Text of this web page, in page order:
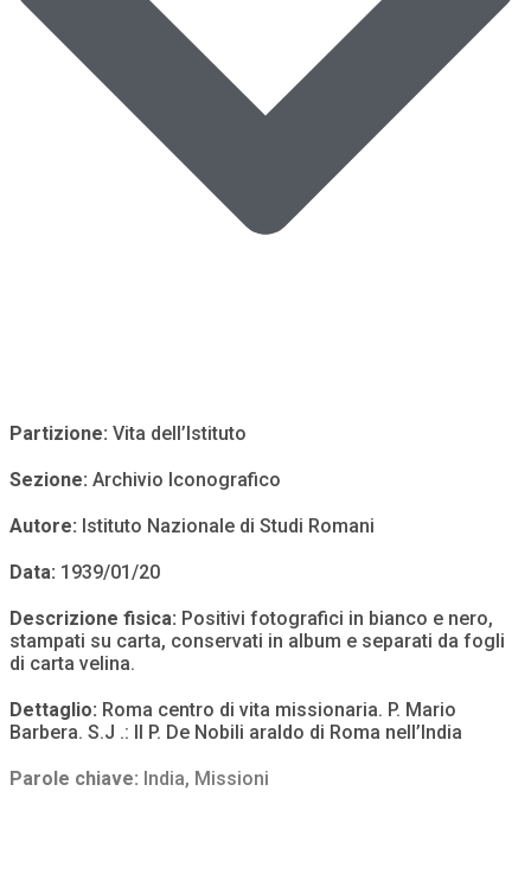
Partizione: Vita dell’Istituto
Sezione: Archivio Iconografico
Autore: Istituto Nazionale di Studi Romani
Data: 1939/01/20
Descrizione fisica: Positivi fotografici in bianco e nero,
stampati su carta, conservati in album e separati da fogli
di carta velina.
Dettaglio: Roma centro di vita missionaria. P. Mario
Barbera. S.J .: Il P. De Nobili araldo di Roma nell’India
Parole chiave: India, Missioni